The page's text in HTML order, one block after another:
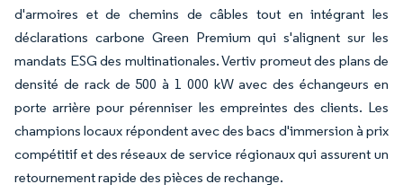
d'armoires et de chemins de câbles tout en intégrant les
déclarations carbone Green Premium qui s'alignent sur les
mandats ESG des multinationales. Vertiv promeut des plans de
densité de rack de 500 à 1 000 kW avec des échangeurs en
porte arrière pour pérenniser les empreintes des clients. Les
champions locaux répondent avec des bacs d'immersion à prix
compétitif et des réseaux de service régionaux qui assurent un
retournement rapide des pièces de rechange.